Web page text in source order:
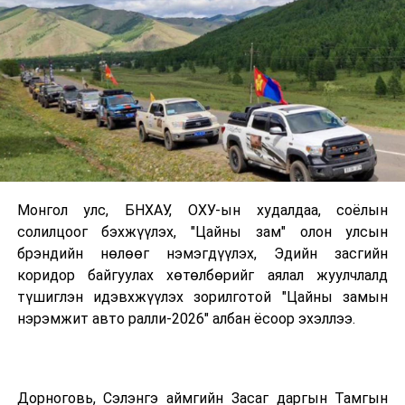
уралдааны цаг хугацааг сайтар тооцоолж зохион
байгуулах, нэгдсэн стандарт бий болгох чиглэлээр
бодитой, цогц арга хэмжээ авах шаардлагатай гэж
үзэж байна” гэв.
ММСУХ-ны тэргүүлэгч, хуульч Э.Хашчулуу “Энэхүү
уулзалтад ММСУХ-ны төлөөллүүд, Тод манлай,
Манлай, Алдарт уяачид болон холбогдох бусад
салбарын төлөөлөл хүрэлцэн ирсэн. Монголын
Морин спорт уяачдын холбооны саналыг үндэслэн
биднийг хүлээн авч уулзалт зохион байгуулж байгаад
талархал илэрхийлье. ММСУХ үндэсний өв соёл,
дархлаа болон хүүхдийн эрхийг хамгаалах чиглэлээр
олон ажил хэрэгжүүлж ирсэн. Тухайлбал, морин
асуудлаар хүүхдийн эрхийг хамгаалах
Монгол улс, БНХАУ, ОХУ-ын худалдаа, соёлын
солилцоог бэхжүүлэх, "Цайны зам" олон улсын
брэндийн нөлөөг нэмэгдүүлэх, Эдийн засгийн
коридор байгуулах хөтөлбөрийг аялал жуулчлалд
түшиглэн идэвхжүүлэх зорилготой "Цайны замын
нэрэмжит авто ралли-2026" албан ёсоор эхэллээ.
Дорноговь, Сэлэнгэ аймгийн Засаг даргын Тамгын